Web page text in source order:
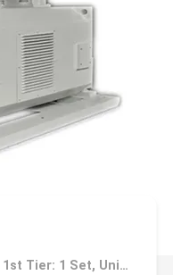
মূল্য：1st Tier: 1 Set, Unit Price USD 3.00 2nd Tier: 2-5 Sets, Unit Price USD 2.00 3rd Tier: Over 5 Sets, Unit Price USD 1.00